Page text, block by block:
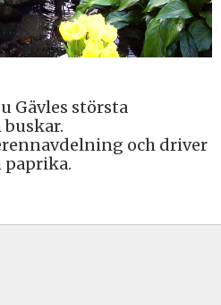
Gävles största
och driver
paprika.